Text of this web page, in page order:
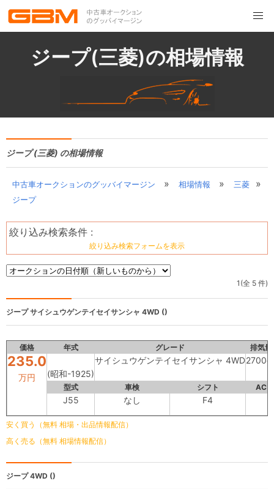
ジープ(三菱)の相場情報
ジープ (三菱) の相場情報
中古車オークションのグッバイマージン » 相場情報 » 三菱 »
ジープ
絞り込み検索条件 :
絞り込み検索フォームを表示
1(全 5 件)
ジープサイシュウゲンテイセイサンシャ 4WD ()
価格 年式 グレード 排気量
235.0
万円 (昭和-1925)
サイシュウゲンテイセイサンシャ 4WD
型式 車検 シフト AC
J55 なし F4
安く買う（無料 相場・出品情報配信）
高く売る（無料 相場情報配信）
ジープ4WD ()